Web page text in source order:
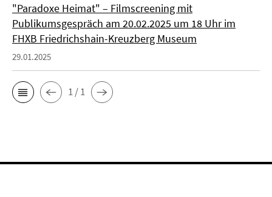
"Paradoxe Heimat" – Filmscreening mit
Publikumsgespräch am 20.02.2025 um 18 Uhr im
FHXB Friedrichshain-Kreuzberg Museum
29.01.2025
1 / 1